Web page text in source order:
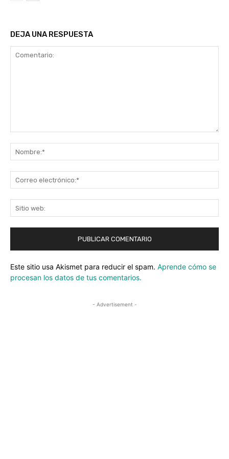
DEJA UNA RESPUESTA
Este sitio usa Akismet para reducir el spam. Aprende cómo se
procesan los datos de tus comentarios.
- Advertisement -